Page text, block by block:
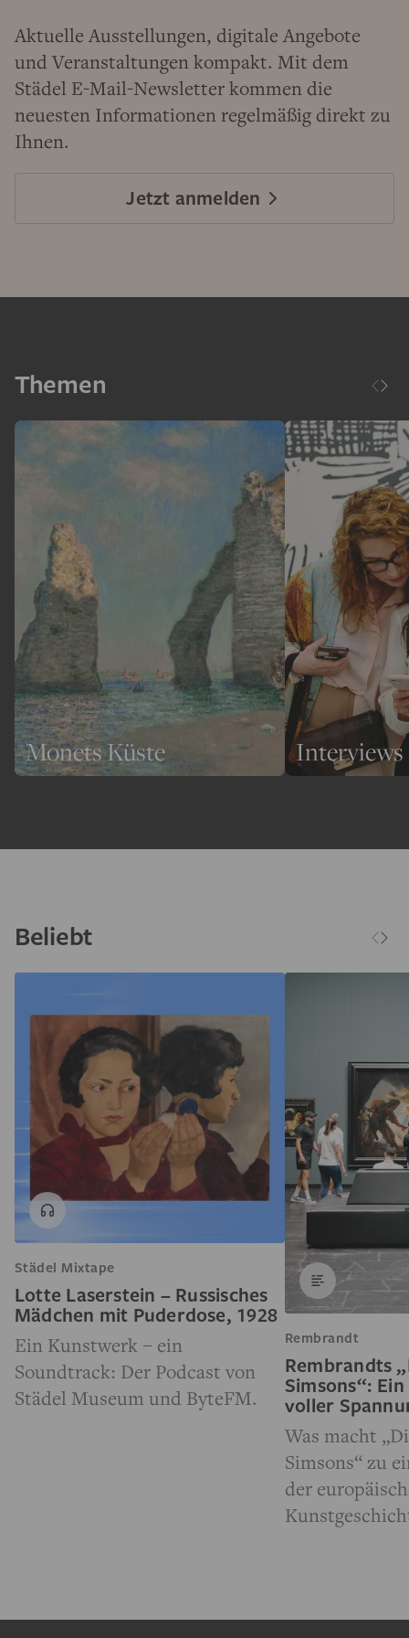
Aktuelle Ausstellungen, digitale Angebote
und Veranstaltungen kompakt. Mit dem
Städel E-Mail-Newsletter kommen die
neuesten Informationen regelmäßig direkt zu
Ihnen.
Jetzt anmelden
Themen
Monets Küste Interviews
Beliebt
Städel Mixtape
Lotte Laserstein – Russisches
Mädchen mit Puderdose, 1928
Ein Kunstwerk – ein
Soundtrack: Der Podcast von
Städel Museum und ByteFM.
Rembrandt
Rembrandts
Simsons“:
voller
Was macht
Simsons“ zu
der